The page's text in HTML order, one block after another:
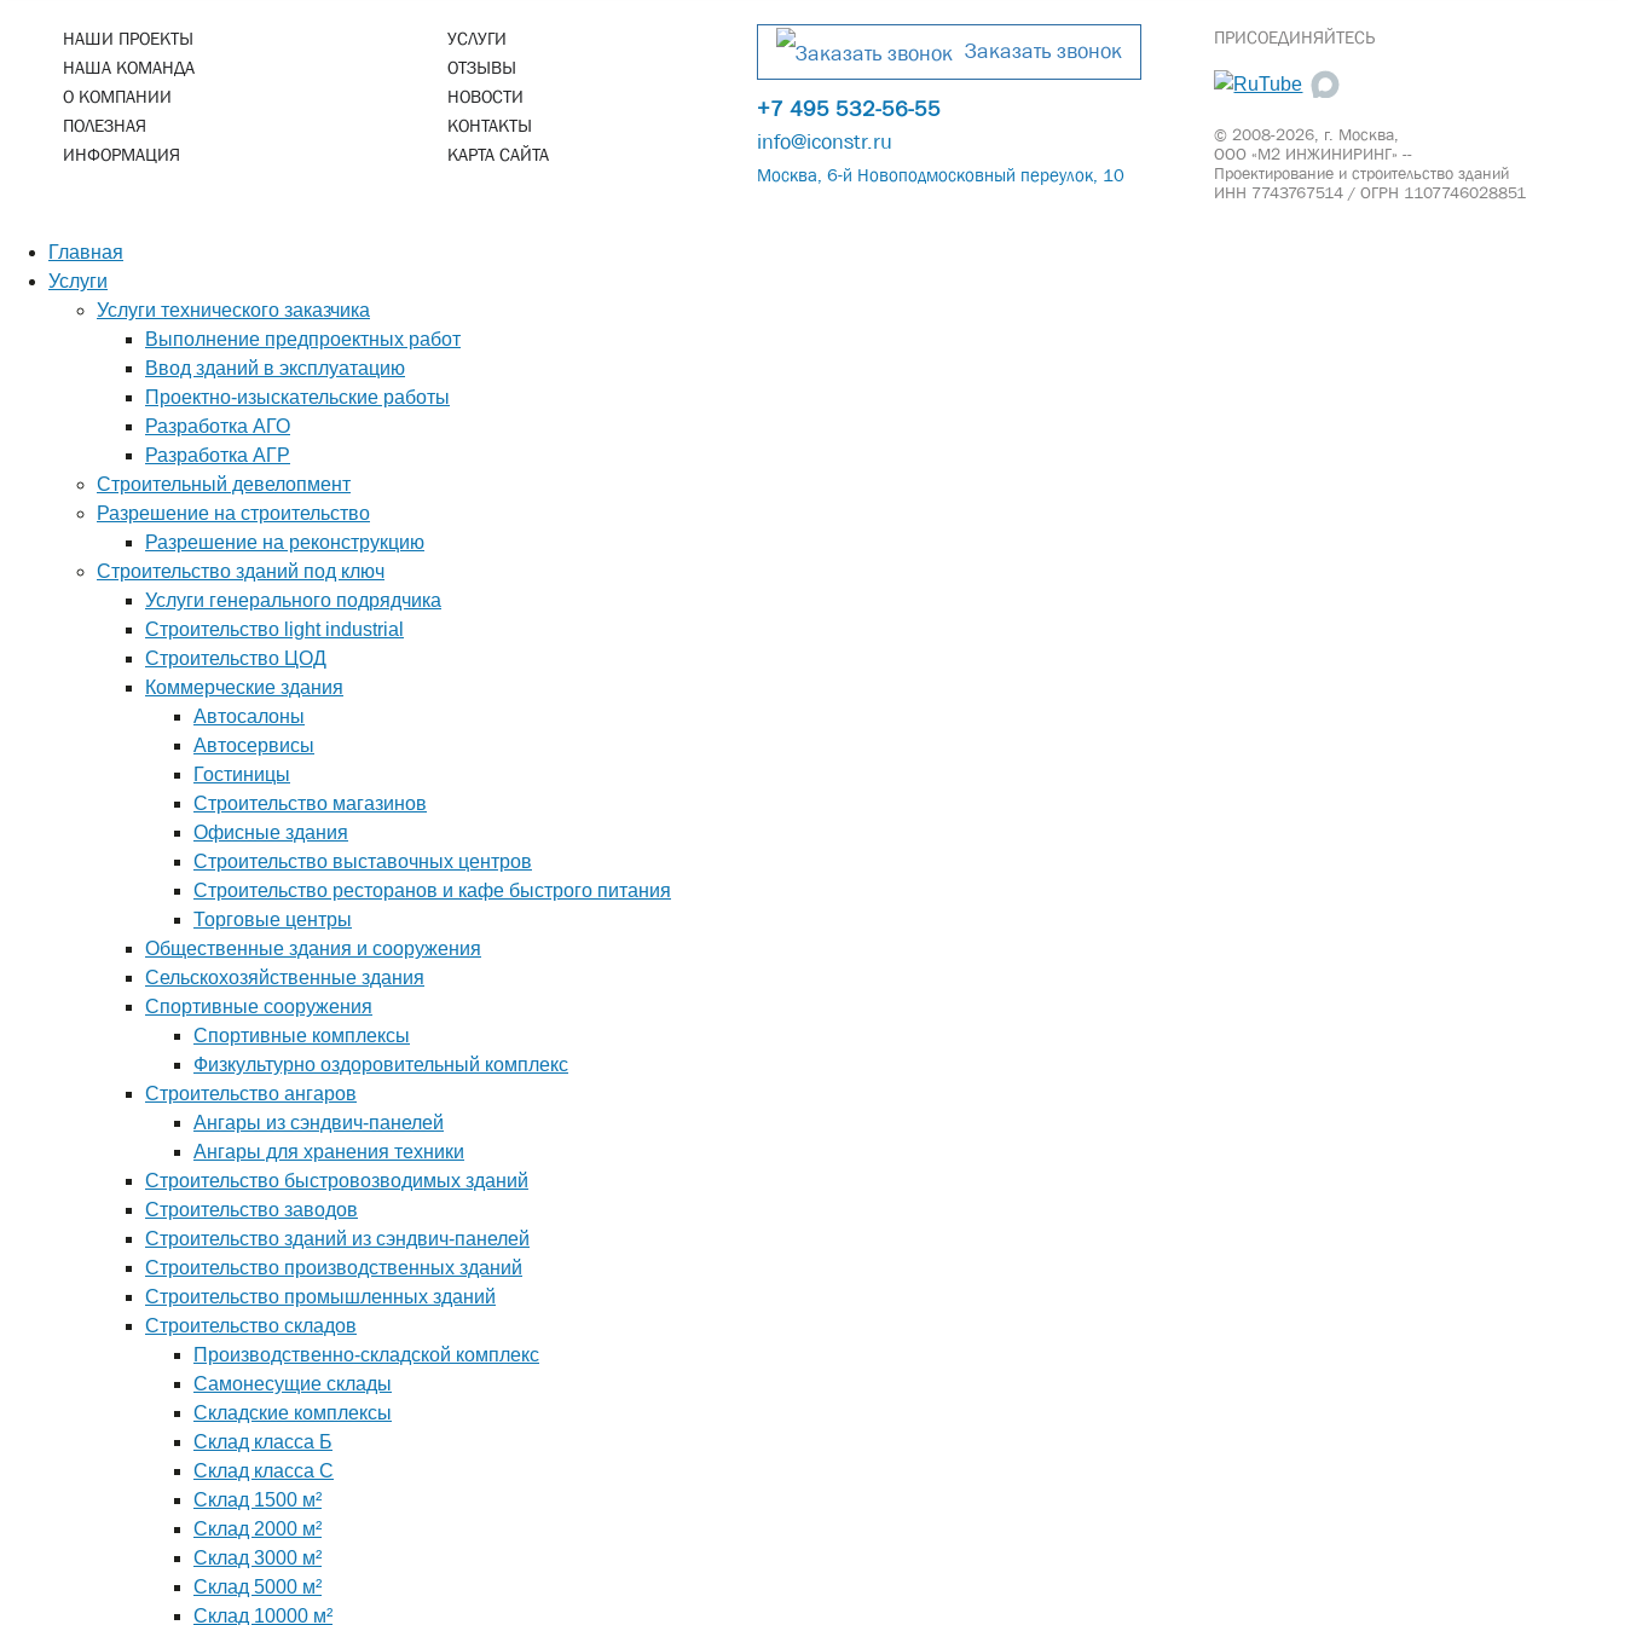
НАШИ ПРОЕКТЫ
НАША КОМАНДА
О КОМПАНИИ
ПОЛЕЗНАЯ
ИНФОРМАЦИЯ
УСЛУГИ
ОТЗЫВЫ
НОВОСТИ
КОНТАКТЫ
КАРТА САЙТА
Заказать звонок
+7 495 532-56-55
info@iconstr.ru
Москва, 6-й Новоподмосковный переулок, 10
ПРИСОЕДИНЯЙТЕСЬ
© 2008-2026, г. Москва,
ООО «М2 ИНЖИНИРИНГ» --
Проектирование и строительство зданий
ИНН 7743767514 / ОГРН 1107746028851
Главная
Услуги
Услуги технического заказчика
Выполнение предпроектных работ
Ввод зданий в эксплуатацию
Проектно-изыскательские работы
Разработка АГО
Разработка АГР
Строительный девелопмент
Разрешение на строительство
Разрешение на реконструкцию
Строительство зданий под ключ
Услуги генерального подрядчика
Строительство light industrial
Строительство ЦОД
Коммерческие здания
Автосалоны
Автосервисы
Гостиницы
Строительство магазинов
Офисные здания
Строительство выставочных центров
Строительство ресторанов и кафе быстрого питания
Торговые центры
Общественные здания и сооружения
Сельскохозяйственные здания
Спортивные сооружения
Спортивные комплексы
Физкультурно оздоровительный комплекс
Строительство ангаров
Ангары из сэндвич-панелей
Ангары для хранения техники
Строительство быстровозводимых зданий
Строительство заводов
Строительство зданий из сэндвич-панелей
Строительство производственных зданий
Строительство промышленных зданий
Строительство складов
Производственно-складской комплекс
Самонесущие склады
Складские комплексы
Склад класса Б
Склад класса С
Склад 1500 м²
Склад 2000 м²
Склад 3000 м²
Склад 5000 м²
Склад 10000 м²